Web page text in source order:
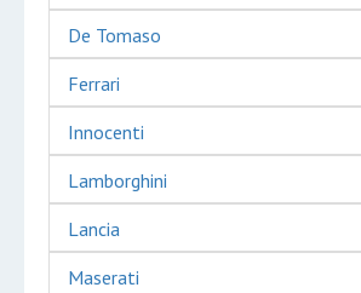
De Tomaso
Ferrari
Innocenti
Lamborghini
Lancia
Maserati